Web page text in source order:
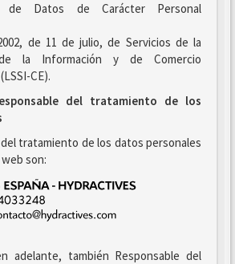
de Datos de Carácter Personal
de 11 de julio, de Servicios de la
la Información y de Comercio
CE).
del tratamiento de los
tratamiento de los datos personales
son:
adelante, también Responsable del